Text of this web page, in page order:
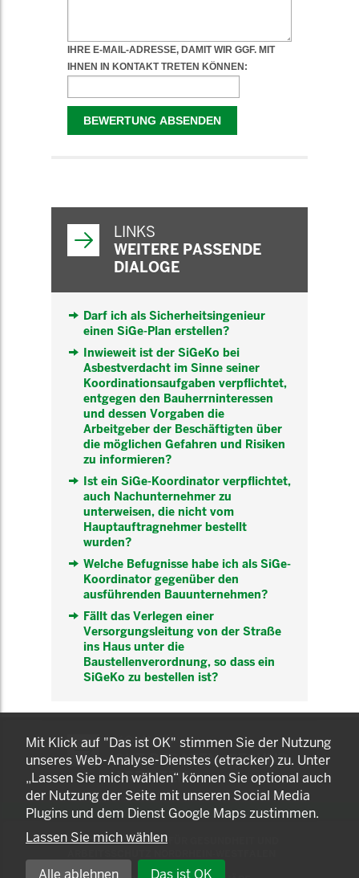
LINKS
WEITERE PASSENDE
DIALOGE
Darf ich als Sicherheitsingenieur
einen SiGe-Plan erstellen?
Inwieweit ist der SiGeKo bei
Asbestverdacht im Sinne seiner
Koordinationsaufgaben verpflichtet,
entgegen den Bauherrninteressen
und dessen Vorgaben die
Arbeitgeber der Beschäftigten über
die möglichen Gefahren und Risiken
zu informieren?
Ist ein SiGe-Koordinator verpflichtet,
auch Nachunternehmer zu
unterweisen, die nicht vom
Hauptauftragnehmer bestellt
wurden?
Welche Befugnisse habe ich als SiGe-
Koordinator gegenüber den
ausführenden Bauunternehmen?
Fällt das Verlegen einer
Versorgungsleitung von der Straße
ins Haus unter die
Baustellenverordnung, so dass ein
SiGeKo zu bestellen ist?
KOMNET
GUT BERATEN. GESUND
ARBEITEN.
© 2025 LANDESAMT FÜR GESUNDHEIT UND
Mit Klick auf "Das ist OK" stimmen Sie der Nutzung
unseres Web-Analyse-Dienstes (etracker) zu. Unter
„Lassen Sie mich wählen“ können Sie optional auch
der Nutzung der Seite mit unseren Social Media
Plugins und dem Dienst Google Maps zustimmen.
Lassen Sie mich wählen
Alle ablehnen Das ist OK